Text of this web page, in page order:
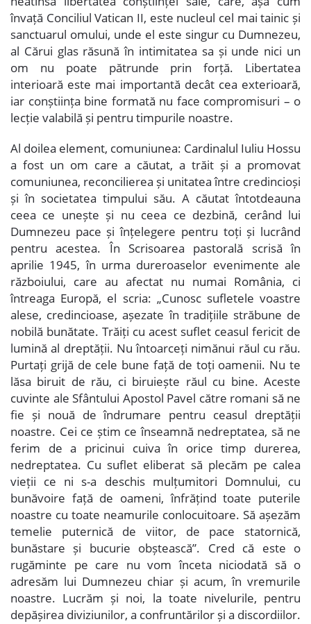
învață Conciliul Vatican II, este nucleul cel mai tainic și
sanctuarul omului, unde el este singur cu Dumnezeu,
al Cărui glas răsună în intimitatea sa și unde nici un
om nu poate pătrunde prin forță. Libertatea
interioară este mai importantă decât cea exterioară,
iar conștiința bine formată nu face compromisuri – o
lecție valabilă și pentru timpurile noastre.
Al doilea element, comuniunea: Cardinalul Iuliu Hossu
a fost un om care a căutat, a trăit și a promovat
comuniunea, reconcilierea și unitatea între credincioși
și în societatea timpului său. A căutat întotdeauna
ceea ce unește și nu ceea ce dezbină, cerând lui
Dumnezeu pace și înțelegere pentru toți și lucrând
pentru acestea. În Scrisoarea pastorală scrisă în
aprilie 1945, în urma dureroaselor evenimente ale
războiului, care au afectat nu numai România, ci
întreaga Europă, el scria: „Cunosc sufletele voastre
alese, credincioase, așezate în tradițiile străbune de
nobilă bunătate. Trăiți cu acest suflet ceasul fericit de
lumină al dreptății. Nu întoarceți nimănui răul cu rău.
Purtați grijă de cele bune față de toți oamenii. Nu te
lăsa biruit de rău, ci biruiește răul cu bine. Aceste
cuvinte ale Sfântului Apostol Pavel către romani să ne
fie și nouă de îndrumare pentru ceasul dreptății
noastre. Cei ce știm ce înseamnă nedreptatea, să ne
ferim de a pricinui cuiva în orice timp durerea,
nedreptatea. Cu suflet eliberat să plecăm pe calea
vieții ce ni s-a deschis mulțumitori Domnului, cu
bunăvoire față de oameni, înfrățind toate puterile
noastre cu toate neamurile conlocuitoare. Să așezăm
temelie puternică de viitor, de pace statornică,
bunăstare și bucurie obștească”. Cred că este o
rugăminte pe care nu vom înceta niciodată să o
adresăm lui Dumnezeu chiar și acum, în vremurile
noastre. Lucrăm și noi, la toate nivelurile, pentru
depășirea diviziunilor, a confruntărilor și a discordiilor.